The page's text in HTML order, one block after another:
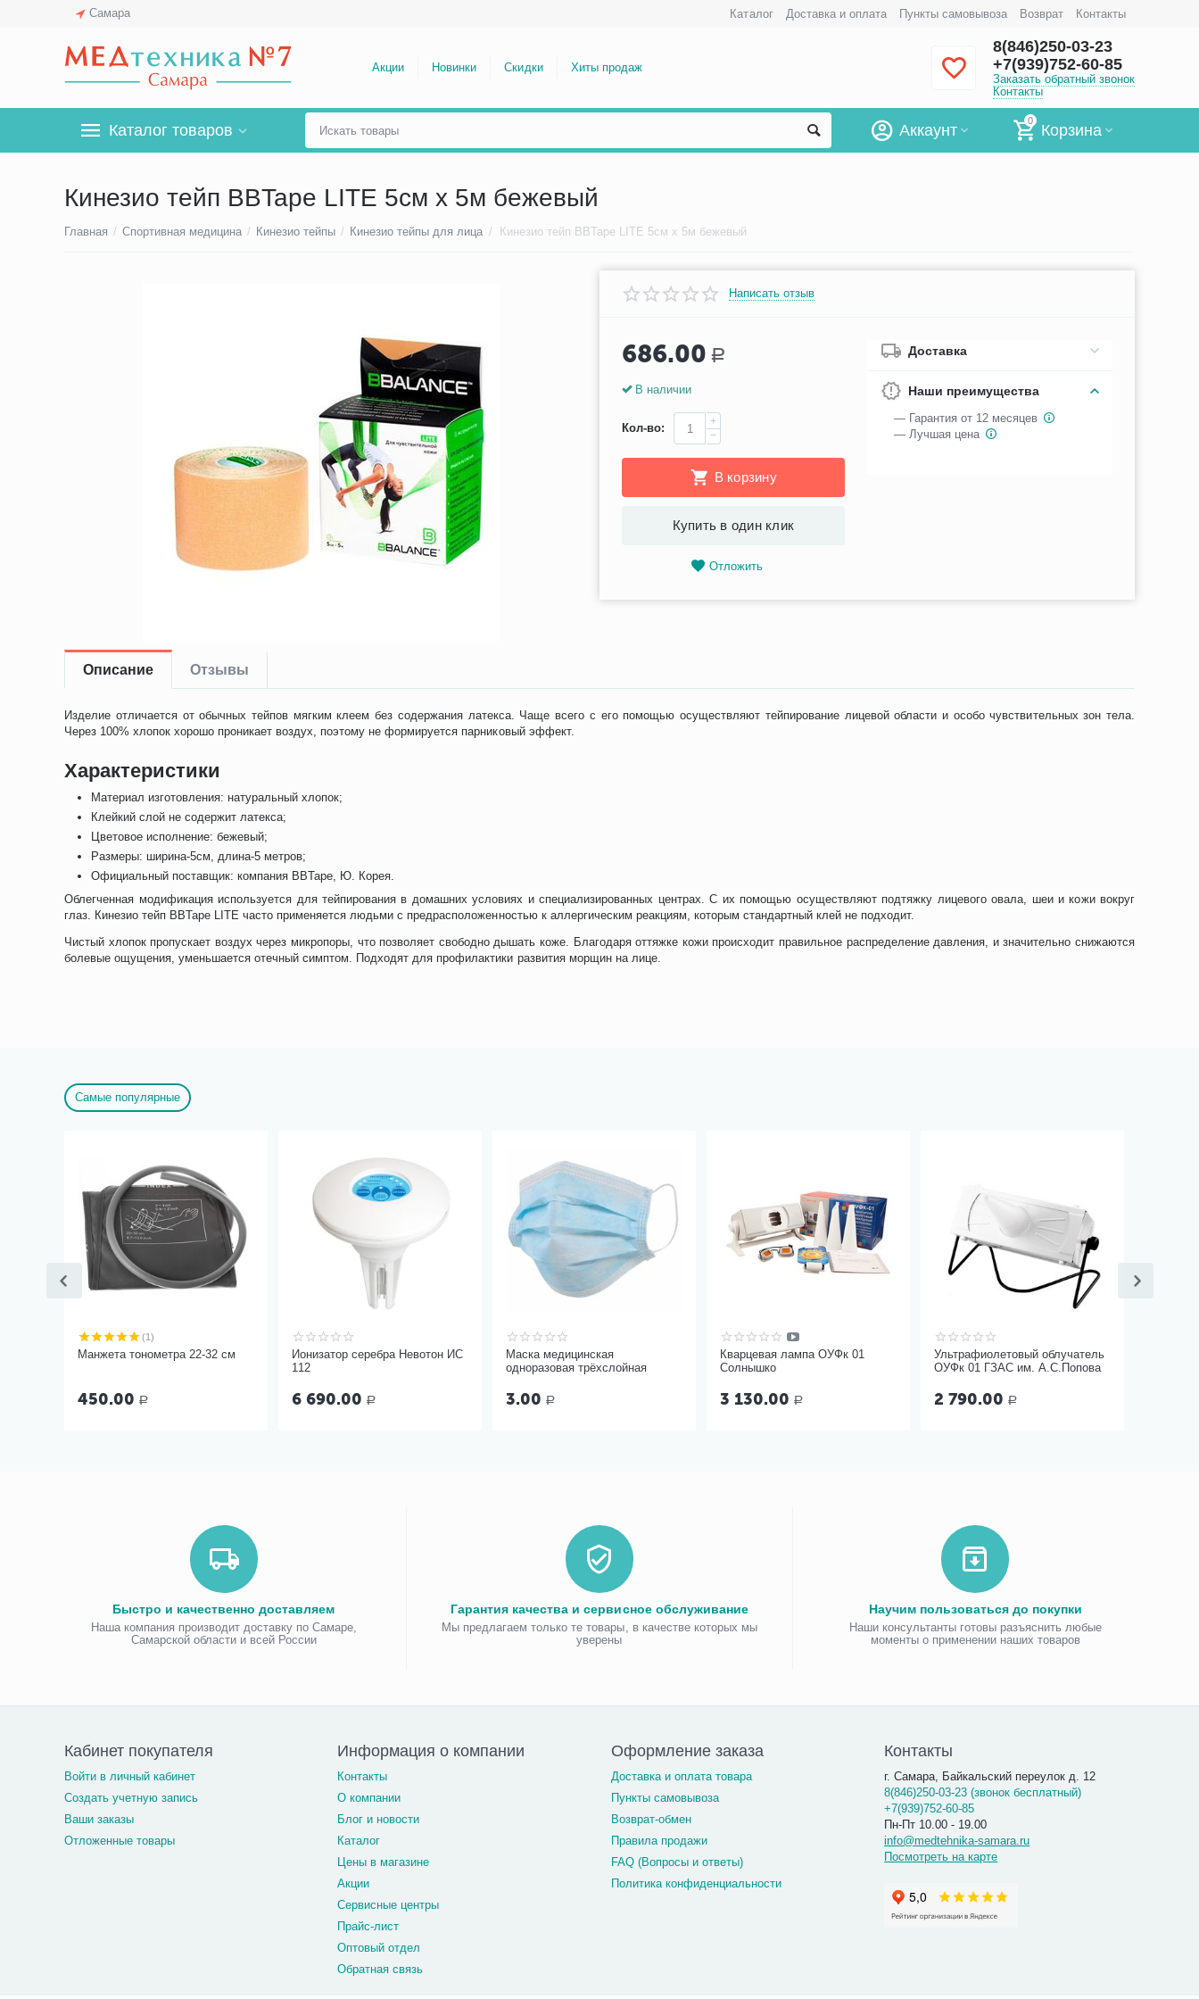
Самара Каталог Доставка и оплата Пункты самовывоза Возврат Контакты
Акции Новинки Скидки Хиты продаж
8(846)250-03-23
+7(939)752-60-85
Заказать обратный звонок
Контакты
Каталог товаров
0
Корзина
Аккаунт
Кинезио тейп BBTape LITE 5см х 5м бежевый
Главная / Спортивная медицина / Кинезио тейпы / Кинезио тейпы для лица / Кинезио тейп BBTape LITE 5см х 5м бежевый
Написать отзыв
686.00 Р
В наличии
Кол-во:
+
−
В корзину
Купить в один клик
Отложить
Доставка
Наши преимущества
— Гарантия от 12 месяцев
— Лучшая цена
Описание Отзывы
Изделие отличается от обычных тейпов мягким клеем без содержания латекса. Чаще всего с его помощью осуществляют тейпирование лицевой области и особо чувствительных зон тела.
Через 100% хлопок хорошо проникает воздух, поэтому не формируется парниковый эффект.
Характеристики
Материал изготовления: натуральный хлопок;
Клейкий слой не содержит латекса;
Цветовое исполнение: бежевый;
Размеры: ширина-5см, длина-5 метров;
Официальный поставщик: компания BBTape, Ю. Корея.
Облегченная модификация используется для тейпирования в домашних условиях и специализированных центрах. С их помощью осуществляют подтяжку лицевого овала, шеи и кожи вокруг
глаз. Кинезио тейп BBTape LITE часто применяется людьми с предрасположенностью к аллергическим реакциям, которым стандартный клей не подходит.
Чистый хлопок пропускает воздух через микропоры, что позволяет свободно дышать коже. Благодаря оттяжке кожи происходит правильное распределение давления, и значительно снижаются
болевые ощущения, уменьшается отечный симптом. Подходят для профилактики развития морщин на лице.
Самые популярные
(1)
Манжета тонометра 22-32 см
450.00 Р
Ионизатор серебра Невотон ИС
112
6 690.00 Р
Маска медицинская
одноразовая трёхслойная
3.00 Р
Кварцевая лампа ОУФк 01
Солнышко
3 130.00 Р
Ультрафиолетовый облучатель
ОУФк 01 ГЗАС им. А.С.Попова
2 790.00 Р
Быстро и качественно доставляем
Наша компания производит доставку по Самаре,
Самарской области и всей России
Гарантия качества и сервисное обслуживание
Мы предлагаем только те товары, в качестве которых мы
уверены
Научим пользоваться до покупки
Наши консультанты готовы разъяснить любые
моменты о применении наших товаров
Кабинет покупателя
Войти в личный кабинет
Создать учетную запись
Ваши заказы
Отложенные товары
Информация о компании
Контакты
О компании
Блог и новости
Каталог
Цены в магазине
Акции
Сервисные центры
Прайс-лист
Оптовый отдел
Обратная связь
Оформление заказа
Доставка и оплата товара
Пункты самовывоза
Возврат-обмен
Правила продажи
FAQ (Вопросы и ответы)
Политика конфиденциальности
Контакты
г. Самара, Байкальский переулок д. 12
8(846)250-03-23 (звонок бесплатный)
+7(939)752-60-85
Пн-Пт 10.00 - 19.00
info@medtehnika-samara.ru
Посмотреть на карте